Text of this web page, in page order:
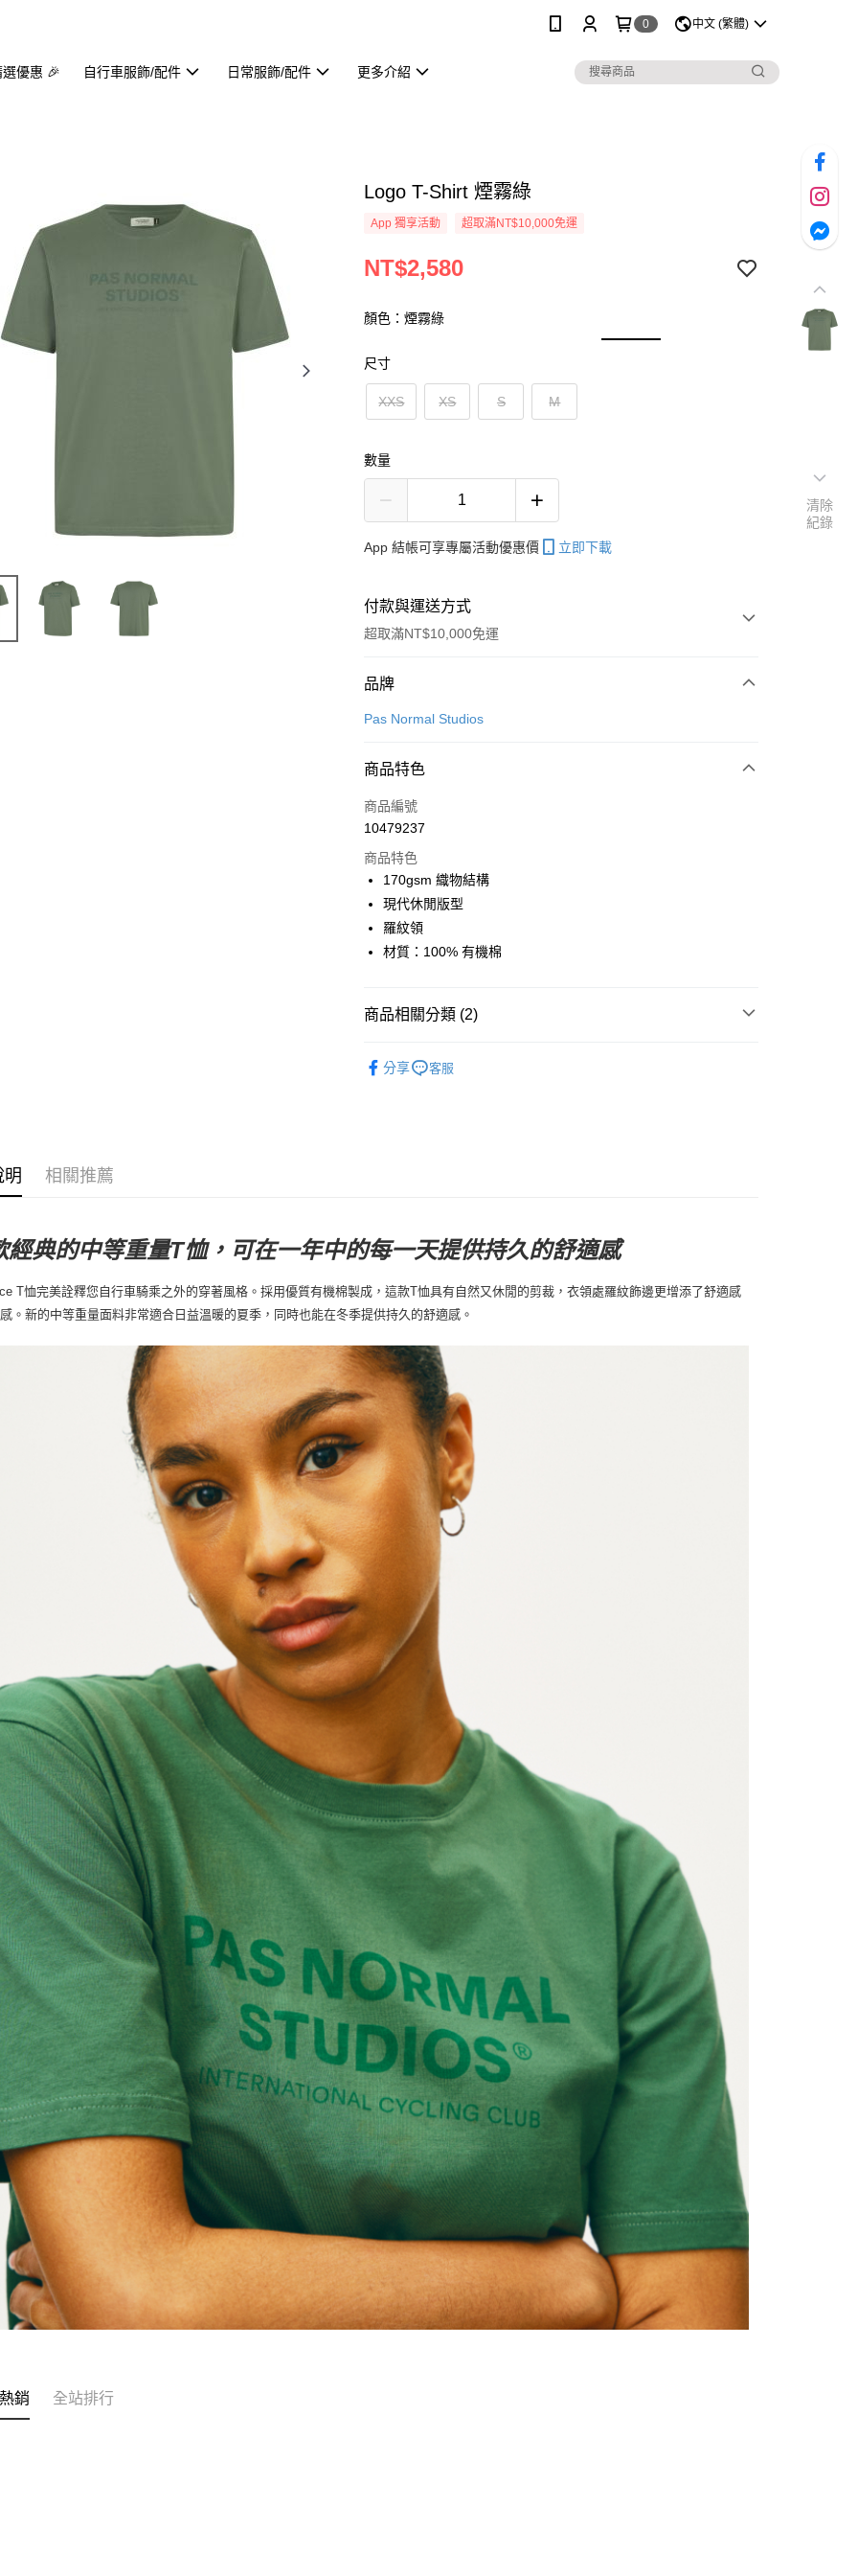
0 中文 (繁體)
優惠 🎉 自行車服飾/配件 日常服飾/配件 更多介紹
Logo T-Shirt 煙霧綠
App 獨享活動 超取滿NT$10,000免運
NT$2,580
顏色：煙霧綠
尺寸
XXS XS S M
數量
App 結帳可享專屬活動優惠價 立即下載
付款與運送方式
超取滿NT$10,000免運
付款方式
信用卡一次付款
Apple Pay
Google Pay
運送方式
全家店到店
付款後全家取貨
7-11店到店
品牌
Pas Normal Studios
商品特色
商品編號
10479237
商品特色
170gsm 織物結構
現代休閒版型
羅紋領
材質：100% 有機棉
商品相關分類 (2)
分享 客服
明 相關推薦
經典的中等重量T恤，可在一年中的每一天提供持久的舒適感
T恤完美詮釋您自行車騎乘之外的穿著風格。採用優質有機棉製成，這款T恤具有自然又休閒的剪裁，衣領處羅紋飾邊更增添了舒適感
。新的中等重量面料非常適合日益溫暖的夏季，同時也能在冬季提供持久的舒適感。
銷 全站排行
清除
紀錄